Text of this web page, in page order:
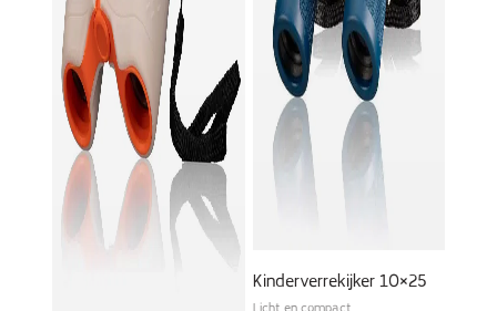
Kinderverrekijker 10×25
Licht en compact